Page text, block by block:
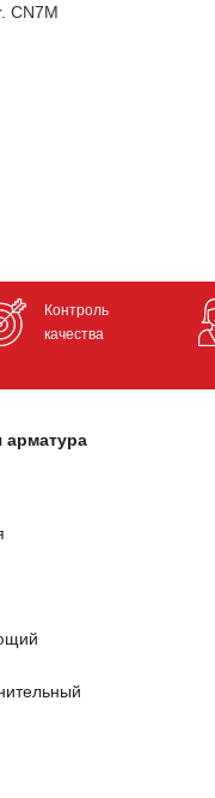
CN7M
Контроль
качества
арматура